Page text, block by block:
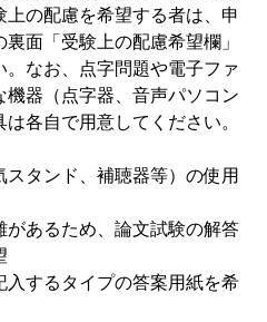
の配慮を希望する者は、申
面「受験上の配慮希望欄」
なお、点字問題や電子ファ
器（点字器、音声パソコン
各自で用意してください。
スタンド、補聴器等）の使用
があるため、論文試験の解答
入するタイプの答案用紙を希